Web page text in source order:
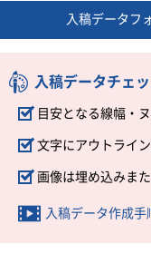
入稿データフ
入稿データチェ
目安となる線幅・
文字にアウトライ
画像は埋め込みま
入稿データ作成手